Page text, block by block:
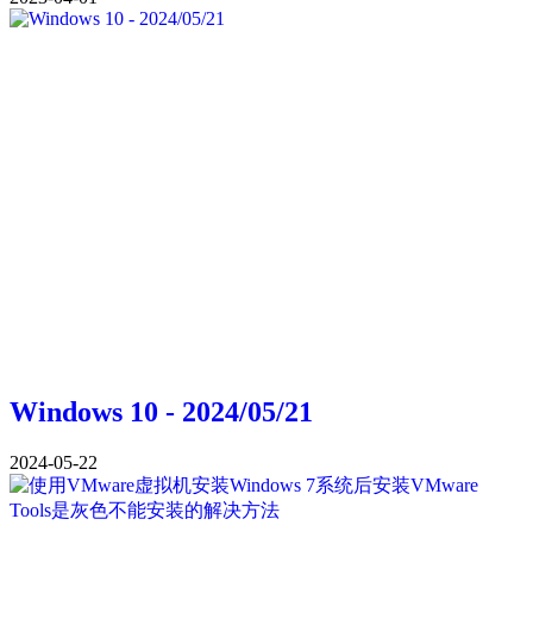
Windows 10 - 2024/05/21
2024-05-22